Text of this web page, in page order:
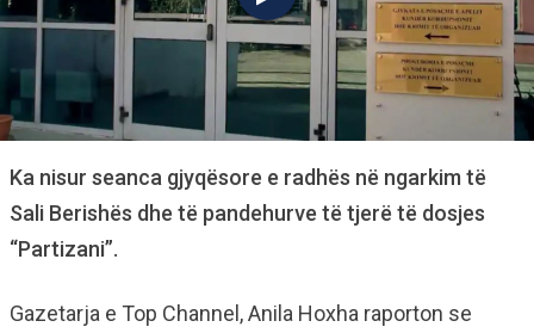
Ka nisur seanca gjyqësore e radhës në ngarkim të
Sali Berishës dhe të pandehurve të tjerë të dosjes
“Partizani”.
Gazetarja e Top Channel, Anila Hoxha raporton se